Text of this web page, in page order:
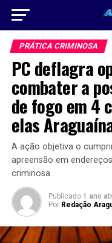
PRÁTICA CRIMINOSA
PC deflagra
combater a
de fogo em 4
elas
A ação objetiva o
apreensão em
criminosa
Publicado 1 ano
Por Redação